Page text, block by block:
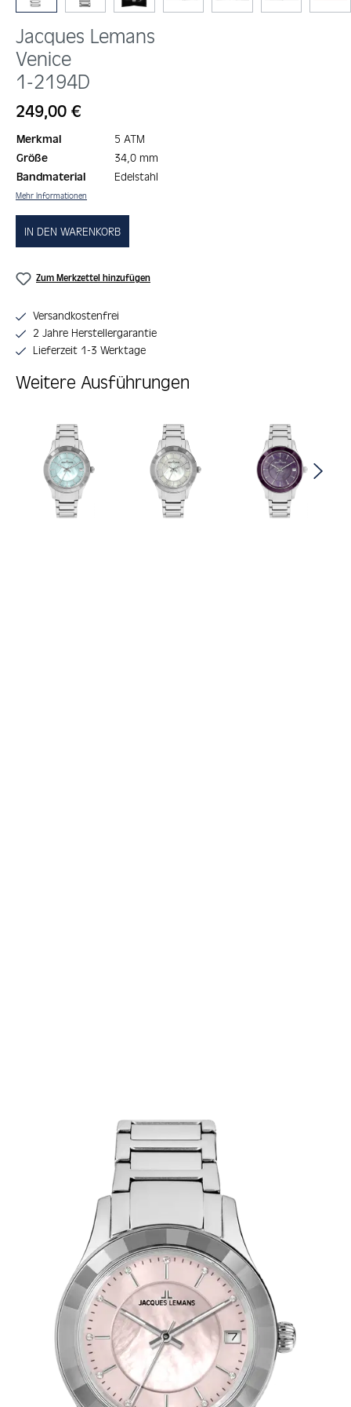
Jacques Lemans
Venice
1-2194D
Regulärer Preis:
249,00 €
Merkmal
5 ATM
Größe
34,0 mm
Bandmaterial
Edelstahl
Mehr Informationen
IN DEN WARENKORB
Zum Merkzettel hinzufügen
Versandkostenfrei
2 Jahre Herstellergarantie
Lieferzeit 1-3 Werktage
Weitere Ausführungen
Produktgalerie überspringen